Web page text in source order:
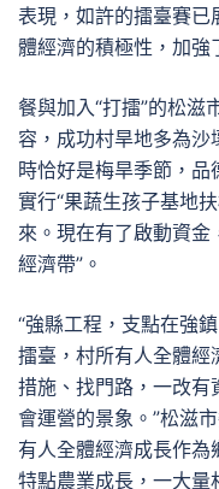
表現，如許的擂臺賽
體經濟的積極性，加強
餐與加入“打擂”的松滋
容，成功村旱地多為
時恰好是梅旱季節，品
實行“果蔬生孩子基地
來。現在有了啟動資金
經濟帶”。
“強縣工程，支點在強
擂臺，村所有人全體經
措施、找門路，一改有
會運營的景象。”松滋
有人全體經濟成長作
特點農業成長，一大量